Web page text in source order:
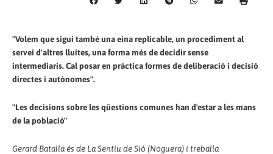
"Volem que sigui també una eina replicable, un procediment al
servei d'altres lluites, una forma més de decidir sense
intermediaris. Cal posar en pràctica formes de deliberació i decisió
directes i autònomes".
"Les decisions sobre les qüestions comunes han d'estar a les mans
de la població"
Gerard Batalla és de La Sentiu de Sió (Noguera) i treballa